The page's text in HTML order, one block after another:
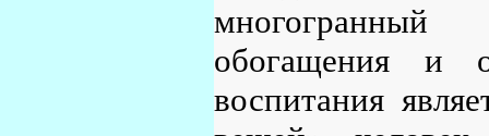
многогранный
обогащения и
воспитания